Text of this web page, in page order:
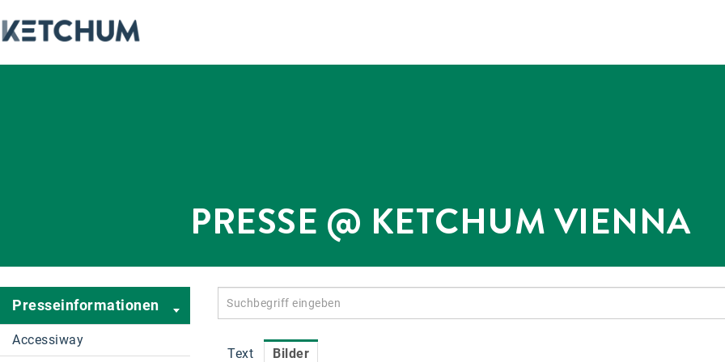
PRESSE @ KETCHUM VIENNA
Presseinformationen
Accessiway
Text
Bilder